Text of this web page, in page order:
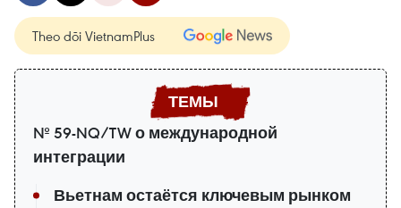
Theo dõi VietnamPlus
№ 59-NQ/TW о международной
интеграции
Вьетнам остаётся ключевым рынком